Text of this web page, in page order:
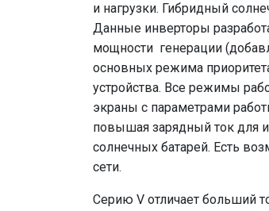
и нагрузки. Гибридный
Данные инверторы
мощности генерации
основных режима
устройства. Все режимы
экраны с параметрами
повышая зарядный ток для
солнечных батарей. Есть
сети.
Серию V отличает больший